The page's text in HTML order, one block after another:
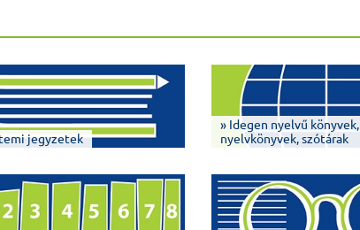
jegyzetek
» Idegen nyelvű könyvek,
nyelvkönyvek, szótárak